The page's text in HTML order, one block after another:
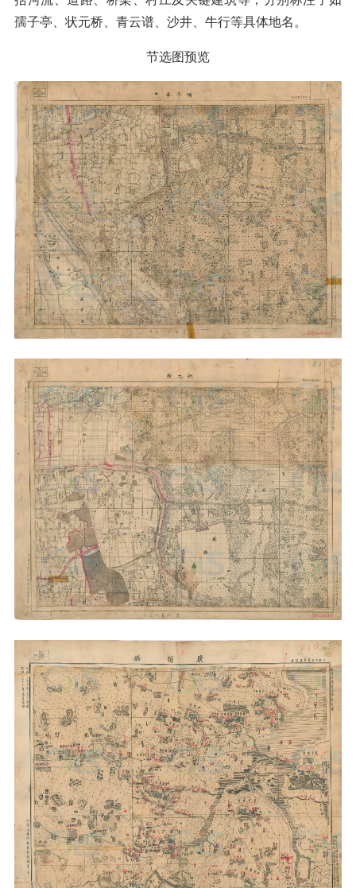
孺子亭、状元桥、青云谱、沙井、牛行等具体地名。
节选图预览